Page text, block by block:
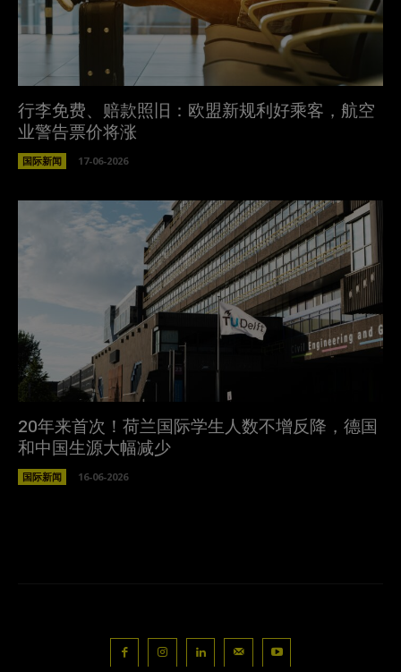
行李免费、赔款照旧：欧盟新规利好乘客，航空
业警告票价将涨
国际新闻 17-06-2026
20年来首次！荷兰国际学生人数不增反降，德国
和中国生源大幅减少
国际新闻 16-06-2026